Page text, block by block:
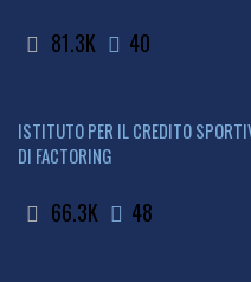
81.3K 40
ISTITUTO PER IL CREDITO
DI FACTORING
66.3K 48